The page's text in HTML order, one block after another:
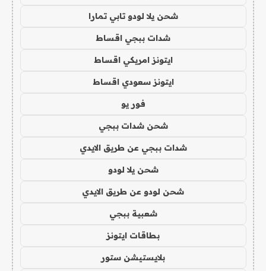
شحن يلا لودو تابي تمارا
شدات ببجي اقساط
ايتونز امريكي اقساط
ايتونز سعودي اقساط
فور يو
شحن شدات ببجي
شدات ببجي عن طريق الايدي
شحن يلا لودو
شحن لودو عن طريق الايدي
شعبية ببجي
بطاقات ايتونز
بلايستيشن ستور